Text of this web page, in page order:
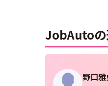
JobAutoの
野口雅